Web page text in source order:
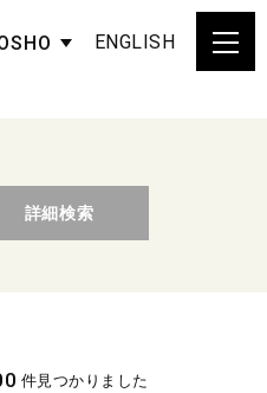
ENGLISH
詳細検索
件見つかりました